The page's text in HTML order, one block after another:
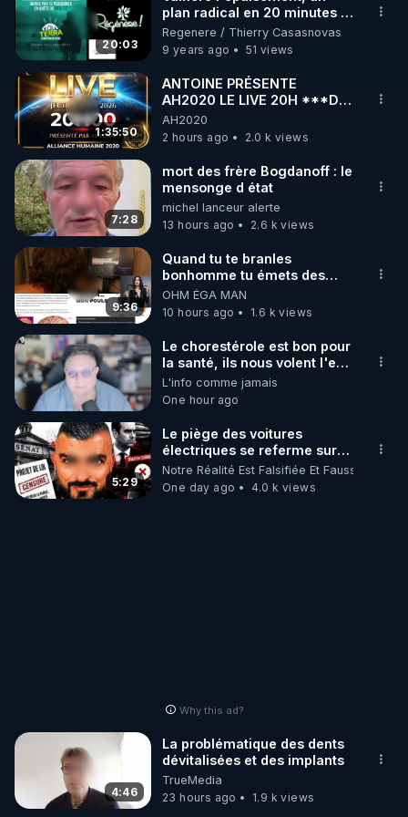
🌱 INSTAGRAM
https://www.instagram.com/rdlr_thierrycasasnovas/
http://rgnr.li/instagram
🌱 LA NEWSLETTER
Pour ne pas rater l’actualité RGNR (stages,
http://rgnr.li/news
🌱 VIDÉOS NON CENSURÉES SUR ODYSEE
Toutes les vidéos Youtube sont aussi sur la
http://rgnr.li/odysee
🌱 LES STAGES EN PRÉSENTIEL
http://rgnr.li/stages
_________
LES CODES PROMO DES PARTENAIRES
▶ 10 % de réduction sur les extracteurs de la
marque SANA :
Rendez-vous sur
http://rgnr.li/lechoubrave
code : REGENERE10
20:03
plan radical en 20 minutes !
- www.regenere.org
Regenere / Thierry Casasnovas
9 years ago
51 views
1:35:50
ANTOINE PRÉSENTE
AH2020 LE LIVE 20H ***DU
06/08/2026***
AH2020
2 hours ago
2.0 k views
7:28
mort des frère Bogdanoff : le
mensonge d état
michel lanceur alerte
13 hours ago
2.6 k views
9:36
Quand tu te branles
bonhomme tu émets des
ondes ils ont juste omis de
t'expliquer
OHM ÉGA MAN
10 hours ago
1.6 k views
Le chorestérole est bon pour
la santé, ils nous volent l'eau
! 😒🤢😡
https://odysee.com/@anonyme:d3/
L'info comme jamais
One hour ago
5:29
Le piège des voitures
électriques se referme sur
les usagers !
Notre Réalité Est Falsifiée Et Fausse
One day ago
4.0 k views
Why this ad?
4:46
La problématique des dents
dévitalisées et des implants
TrueMedia
23 hours ago
1.9 k views